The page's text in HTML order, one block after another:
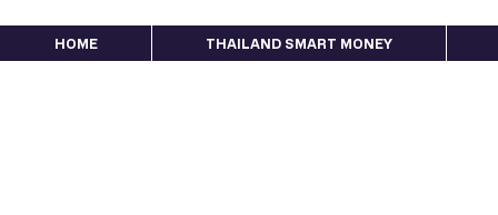
HOME THAILAND SMART MONEY